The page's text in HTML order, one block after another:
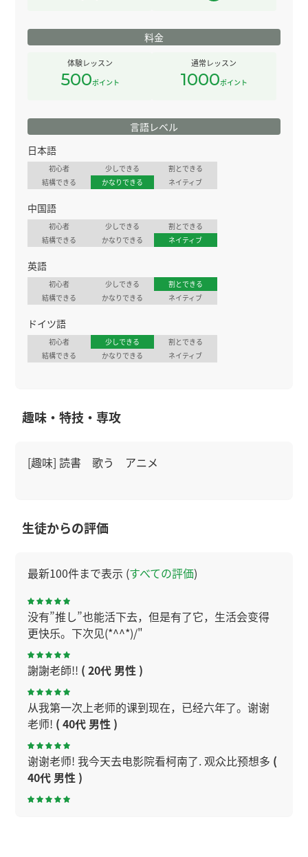
料金
体験レッスン
500ポイント
通常レッスン
1000ポイント
言語レベル
日本語
初心者 少しできる
割とできる
結構できる
かなりできる ネイティブ
中国語
初心者 少しできる
割とできる
結構できる
かなりできる ネイティブ
英語
初心者 少しできる
割とできる
結構できる
かなりできる ネイティブ
ドイツ語
初心者 少しできる
割とできる
結構できる
かなりできる ネイティブ
趣味・特技・専攻
[趣味] 読書 歌う アニメ
生徒からの評価
最新100件まで表示 (すべての評価)
没有”推し”也能活下去，但是有了它，生活会变得
更快乐。下次见(*^^*)/"
謝謝老師!! ( 20代 男性 )
从我第一次上老师的课到现在，已经六年了。谢谢
老师! ( 40代 男性 )
谢谢老师! 我今天去电影院看柯南了. 观众比预想多 (
40代 男性 )